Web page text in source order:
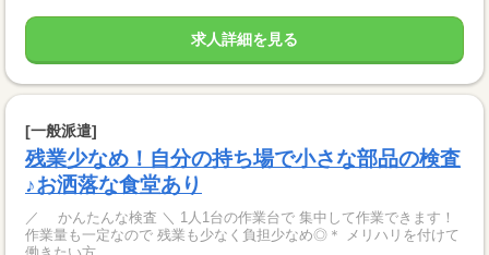
求人詳細を見る
[一般派遣]
残業少なめ！自分の持ち場で小さな部品の検査
♪お洒落な食堂あり
／ かんたんな検査 ＼ 1人1台の作業台で 集中して作業できます！
作業量も一定なので 残業も少なく負担少なめ◎＊ メリハリを付けて